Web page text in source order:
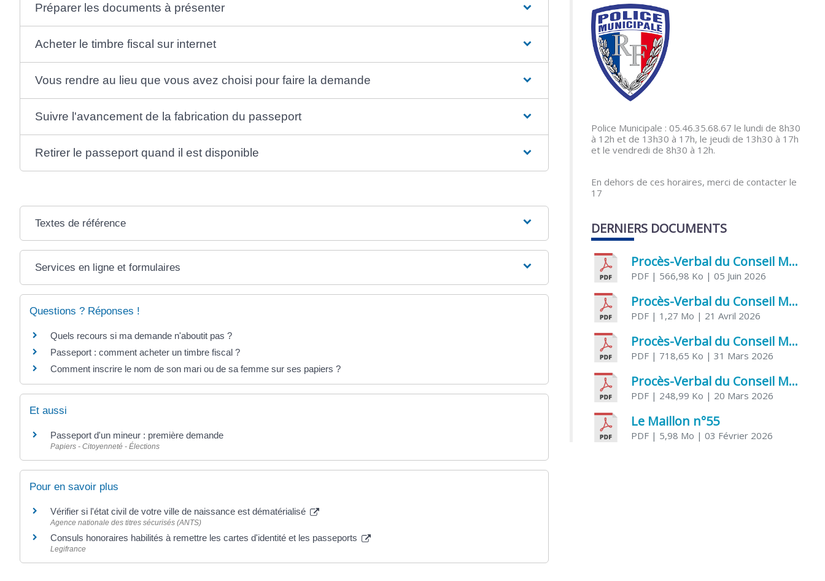
Préparer les documents à présenter
Acheter le timbre fiscal sur internet
Vous rendre au lieu que vous avez choisi pour faire la demande
Suivre l'avancement de la fabrication du passeport
Retirer le passeport quand il est disponible
Textes de référence
Services en ligne et formulaires
Questions ? Réponses !
Quels recours si ma demande n'aboutit pas ?
Passeport : comment acheter un timbre fiscal ?
Comment inscrire le nom de son mari ou de sa femme sur ses papiers ?
Et aussi
Passeport d'un mineur : première demande
Papiers - Citoyenneté - Élections
Pour en savoir plus
Vérifier si l'état civil de votre ville de naissance est dématérialisé
Agence nationale des titres sécurisés (ANTS)
Consuls honoraires habilités à remettre les cartes d'identité et les passeports
Legifrance
Police Municipale : 05.46.35.68.67 le lundi de 8h30
à 12h et de 13h30 à 17h, le jeudi de 13h30 à 17h
et le vendredi de 8h30 à 12h.
En dehors de ces horaires, merci de contacter le
17
DERNIERS DOCUMENTS
Procès-Verbal du Conseil Municipal du 5 juin 2026
PDF | 566,98 Ko | 05 Juin 2026
Procès-Verbal du Conseil Municipal du 21 avril 2026
PDF | 1,27 Mo | 21 Avril 2026
Procès-Verbal du Conseil Municipal du 31 mars 2026
PDF | 718,65 Ko | 31 Mars 2026
Procès-Verbal du Conseil Municipal du 20 mars 2026
PDF | 248,99 Ko | 20 Mars 2026
Le Maillon n°55
PDF | 5,98 Mo | 03 Février 2026